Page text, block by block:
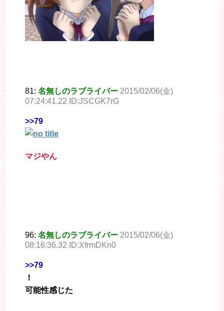
81: 名無しのラブライバー 2015/02/06(金)
07:24:41.22 ID:JSCGK7rG
>>79
マジやん
96: 名無しのラブライバー 2015/02/06(金)
08:16:36.32 ID:XfrmDKn0
>>79
！
可能性感じた